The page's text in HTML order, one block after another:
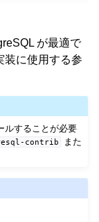
が最適で
装に使用する参
ルすることが必要
contrib
また